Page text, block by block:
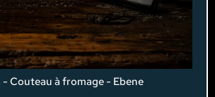
- Couteau à fromage - Ebene